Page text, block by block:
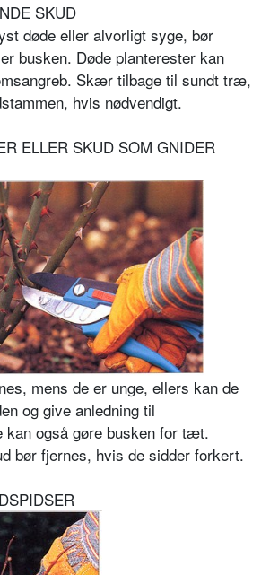
SKUD
døde eller alvorligt syge, bør
busken. Døde planterester kan
Skær tilbage til sundt træ,
hvis nødvendigt.
ELLER SKUD SOM GNIDER
mens de er unge, ellers kan de
og give anledning til
kan også gøre busken for tæt.
bør fjernes, hvis de sidder forkert.